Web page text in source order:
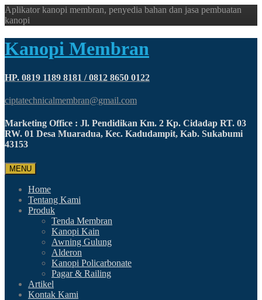
Aplikator kanopi membran, penyedia bahan dan jasa pembuatan
kanopi
Kanopi Membran
HP. 0819 1189 8181 / 0812 8650 0122
ciptatechnicalmembran@gmail.com
Marketing Office : Jl. Pendidikan Km. 2 Kp. Cidadap RT. 03
RW. 01 Desa Muaradua, Kec. Kadudampit, Kab. Sukabumi
43153
MENU
Home
Tentang Kami
Produk
Tenda Membran
Kanopi Kain
Awning Gulung
Alderon
Kanopi Policarbonate
Pagar & Railing
Artikel
Kontak Kami